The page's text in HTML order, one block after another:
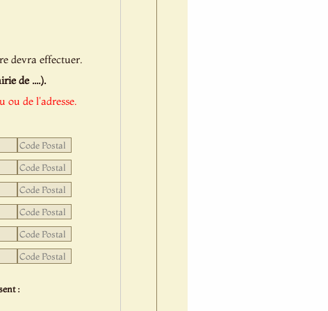
devra effectuer.
de ....).
ou de l'adresse.
: